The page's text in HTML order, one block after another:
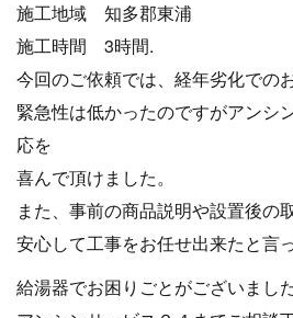
施工地域 知多郡東浦
施工時間 3時間.
今回のご依頼では、経年劣化での
緊急性は低かったのですがアンシ
応を
喜んで頂けました。
また、事前の商品説明や設置後の
安心して工事をお任せ出来たと言
給湯器でお困りごとがございまし